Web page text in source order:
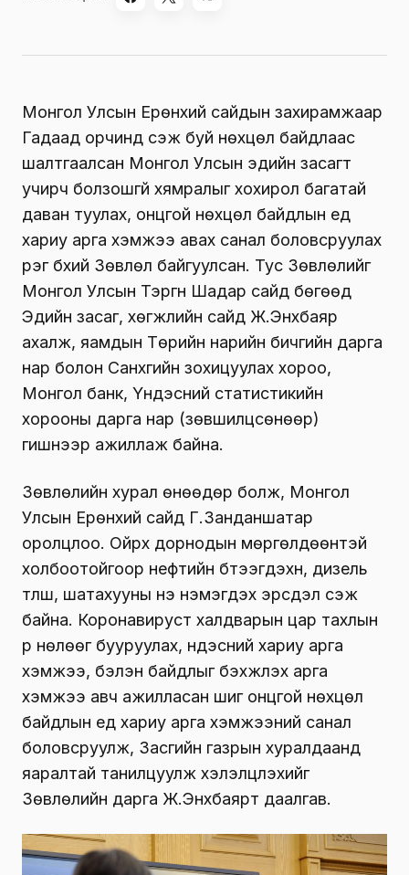
Монгол Улсын Ерөнхий сайдын захирамжаар
Гадаад орчинд үүсэж буй нөхцөл байдлаас
шалтгаалсан Монгол Улсын эдийн засагт
учирч болзошгүй хямралыг хохирол багатай
даван туулах, онцгой нөхцөл байдлын үед
хариу арга хэмжээ авах санал боловсруулах
үүрэг бүхий Зөвлөл байгуулсан. Тус Зөвлөлийг
Монгол Улсын Тэргүүн Шадар сайд бөгөөд
Эдийн засаг, хөгжлийн сайд Ж.Энхбаяр
ахалж, яамдын Төрийн нарийн бичгийн дарга
нар болон Санхүүгийн зохицуулах хороо,
Монгол банк, Үндэсний статистикийн
хорооны дарга нар (зөвшилцсөнөөр)
гишүүнээр ажиллаж байна.
Зөвлөлийн хурал өнөөдөр болж, Монгол
Улсын Ерөнхий сайд Г.Занданшатар
оролцлоо. Ойрх дорнодын мөргөлдөөнтэй
холбоотойгоор нефтийн бүтээгдэхүүн, дизель
түлш, шатахууны үнэ нэмэгдэх эрсдэл үүсэж
байна. Коронавируст халдварын цар тахлын
үр нөлөөг бууруулах, үндэсний хариу арга
хэмжээ, бэлэн байдлыг бэхжүүлэх арга
хэмжээ авч ажилласан шиг онцгой нөхцөл
байдлын үед хариу арга хэмжээний санал
боловсруулж, Засгийн газрын хуралдаанд
яаралтай танилцуулж хэлэлцүүлэхийг
Зөвлөлийн дарга Ж.Энхбаярт даалгав.